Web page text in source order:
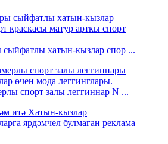
сыйфатлы хатын-кызлар спор ...
спорт залы леггиннар N ...
ярдәмчел булмаган реклама